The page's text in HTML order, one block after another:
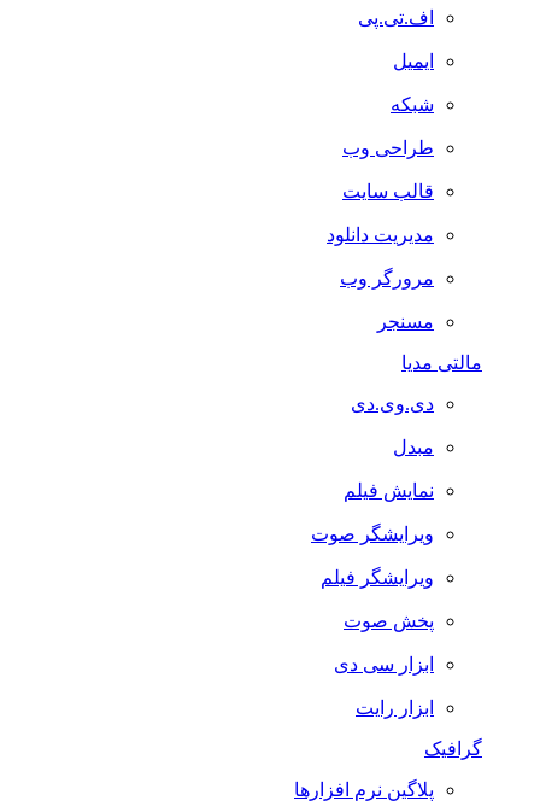
اف.تی.پی
ایمیل
شبکه
طراحی وب
قالب سایت
مدیریت دانلود
مرورگر وب
مسنجر
مالتی مدیا
دی.وی.دی
مبدل
نمایش فیلم
ویرایشگر صوت
ویرایشگر فیلم
پخش صوت
ابزار سی دی
ابزار رایت
گرافیک
پلاگین نرم افزارها